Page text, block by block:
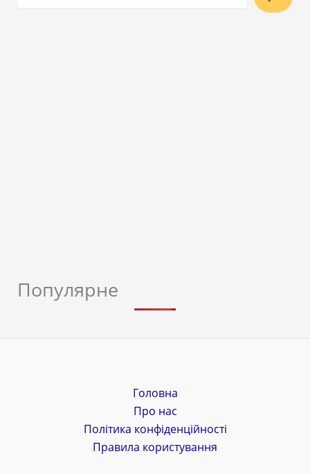
Популярне
Головна
Про нас
Політика конфіденційності
Правила користування